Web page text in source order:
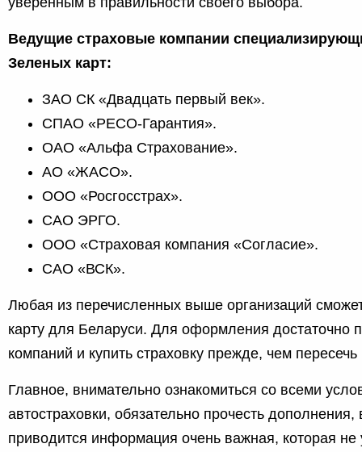
Ведущие страховые компании
Зеленых карт:
ЗАО СК «Двадцать первый век».
СПАО «РЕСО-Гарантия».
ОАО «Альфа Страхование».
АО «ЖАСО».
ООО «Росгосстрах».
САО ЭРГО.
ООО «Страховая компания «Согласие».
САО «ВСК».
Любая из перечисленных выше организаций
карту для Беларуси. Для оформления достаточно
компаний и купить страховку прежде, чем
Главное, внимательно ознакомиться со всеми
автостраховки, обязательно прочесть дополнения,
приводится информация очень важная, которая не